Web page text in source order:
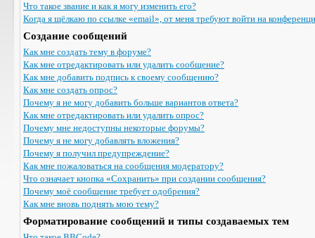
Что такое звание и как я могу изменить его?
Когда я щёлкаю по ссылке «email», от меня требуют войти на
Создание сообщений
Как мне создать тему в форуме?
Как мне отредактировать или удалить сообщение?
Как мне добавить подпись к своему сообщению?
Как мне создать опрос?
Почему я не могу добавить больше вариантов ответа?
Как мне отредактировать или удалить опрос?
Почему мне недоступны некоторые форумы?
Почему я не могу добавлять вложения?
Почему я получил предупреждение?
Как мне пожаловаться на сообщения модератору?
Что означает кнопка «Сохранить» при создании сообщения?
Почему моё сообщение требует одобрения?
Как мне вновь поднять мою тему?
Форматирование сообщений и типы создаваемых тем